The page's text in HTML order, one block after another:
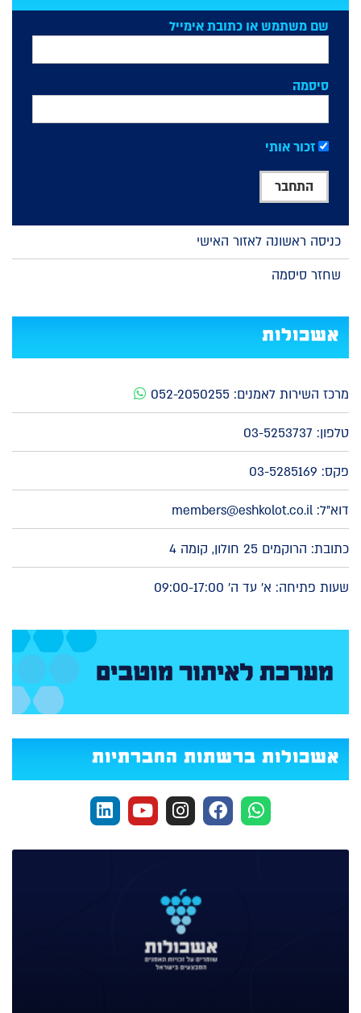
שם משתמש או כתובת אימייל
סיסמה
זכור אותי
כניסה ראשונה לאזור האישי
שחזר סיסמה
אשכולות
מרכז השירות לאמנים: 052-2050255
טלפון: 03-5253737
פקס: 03-5285169
דוא"ל: members@eshkolot.co.il
כתובת: הרוקמים 25 חולון, קומה 4
שעות פתיחה: א' עד ה' 09:00-17:00
אשכולות ברשתות החברתיות